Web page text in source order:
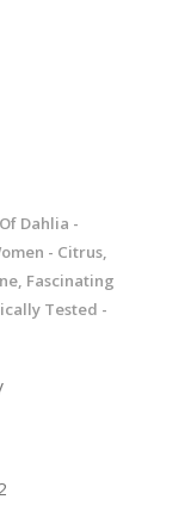
Dahlia -
- Citrus,
Fascinating
Tested -